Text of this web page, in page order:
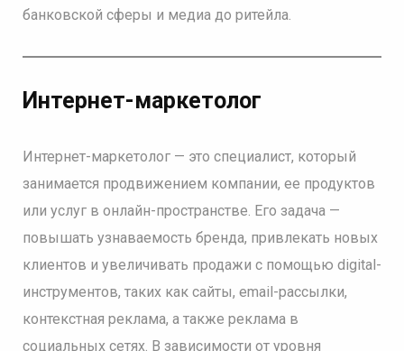
банковской сферы и медиа до ритейла.
Интернет-маркетолог
Интернет-маркетолог — это специалист, который
занимается продвижением компании, ее продуктов
или услуг в онлайн-пространстве. Его задача —
повышать узнаваемость бренда, привлекать новых
клиентов и увеличивать продажи с помощью digital-
инструментов, таких как сайты, email-рассылки,
контекстная реклама, а также реклама в
социальных сетях. В зависимости от уровня